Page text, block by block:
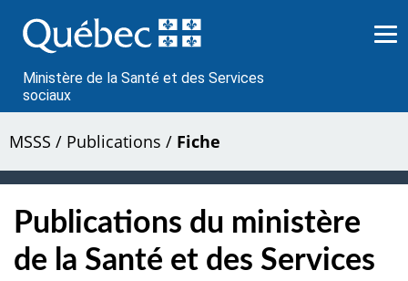
au
contenu
Ministère de la Santé et des Services
sociaux
MSSS / Publications / Fiche
Publications du ministère
de la Santé et des Services